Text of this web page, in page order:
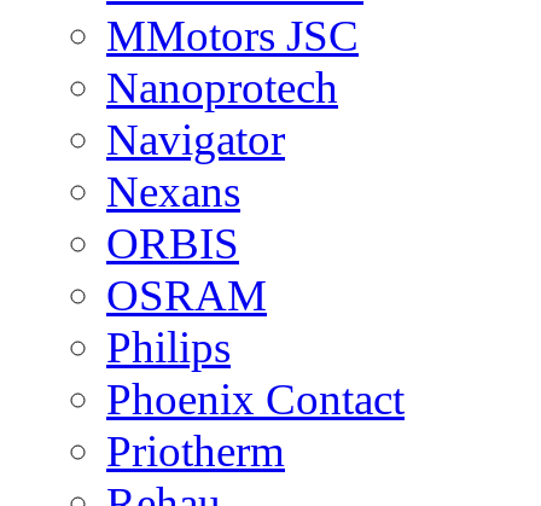
MMotors JSC
Nanoprotech
Navigator
Nexans
ORBIS
OSRAM
Philips
Phoenix Contact
Priotherm